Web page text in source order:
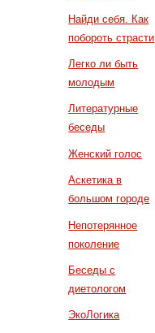
Найди себя. Как
побороть страсти
Легко ли быть
молодым
Литературные
беседы
Женский голос
Аскетика в
большом городе
Непотерянное
поколение
Беседы с
диетологом
ЭкоЛогика